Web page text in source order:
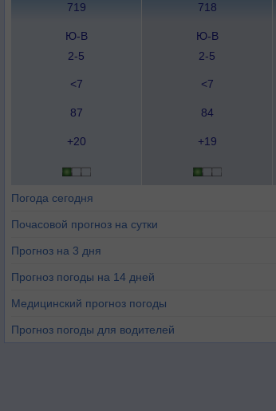
719 718
Ю-В
2-5
Ю-В
2-5
<7 <7
87 84
+20 +19
Погода сегодня
Почасовой прогноз на сутки
Прогноз на 3 дня
Прогноз погоды на 14 дней
Медицинский прогноз погоды
Прогноз погоды для водителей